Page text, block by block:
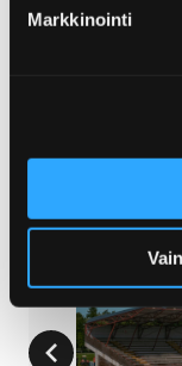
Markkinointi
Aikaisempi dia